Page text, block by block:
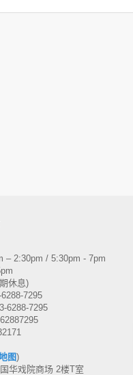
– 2:30pm / 5:30pm - 7pm
休息)
7295
6288-7295
图)
华戏院商场 2楼T室